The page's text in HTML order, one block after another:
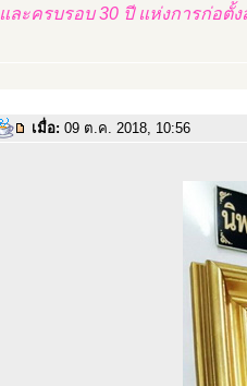
และครบรอบ 30 ปี แห่งการก่อตั้
เมื่อ: 09 ต.ค. 2018, 10:56